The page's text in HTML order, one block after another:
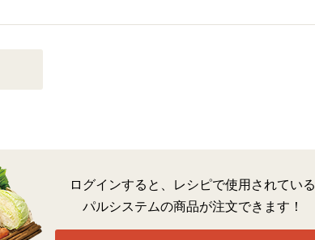
ログインすると、レシピで使用されている
パルシステムの商品が注文できます！